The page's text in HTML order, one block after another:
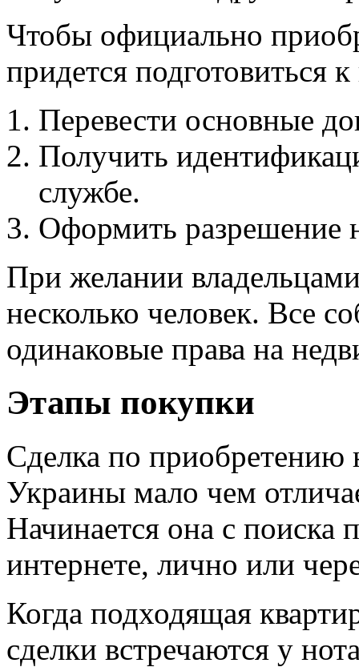
Чтобы официально
придется подготовиться
Перевести основные
Получить
службе.
Оформить разрешение
При желании
несколько человек. Все
одинаковые права на
Этапы покупки
Сделка по приобретению
Украины мало чем
Начинается она с поиска
интернете, лично или
Когда подходящая
сделки встречаются у